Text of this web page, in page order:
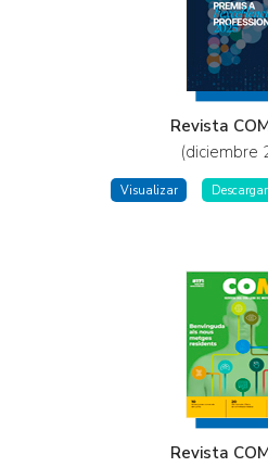
Revista
(diciembre
Visualizar Descargar
Revista